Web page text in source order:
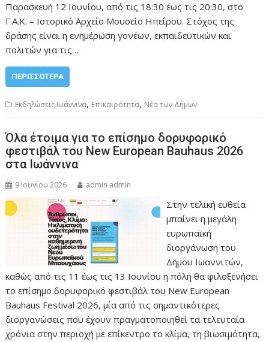
Παρασκευή 12 Ιουνίου, από τις 18:30 έως τις 20:30, στο
Γ.Α.Κ. – Ιστορικό Αρχείο Μουσείο Ηπείρου. Στόχος της
δράσης είναι η ενημέρωση γονέων, εκπαιδευτικών και
πολιτών για τις…
ΠΕΡΙΣΣΌΤΕΡΑ
Εκδηλώσεις Ιωάννινα, Επικαιρότητα, Νέα των Δήμων
Όλα έτοιμα για το επίσημο δορυφορικό
φεστιβάλ του New European Bauhaus 2026
στα Ιωάννινα
9 Ιουνίου 2026 admin admin
Στην τελική ευθεία
μπαίνει η μεγάλη
ευρωπαϊκή
διοργάνωση του
Δήμου Ιωαννιτών,
καθώς από τις 11 έως τις 13 Ιουνίου η πόλη θα φιλοξενήσει
το επίσημο δορυφορικό φεστιβάλ του New European
Bauhaus Festival 2026, μία από τις σημαντικότερες
διοργανώσεις που έχουν πραγματοποιηθεί τα τελευταία
χρόνια στην περιοχή με επίκεντρο το κλίμα, τη βιωσιμότητα,